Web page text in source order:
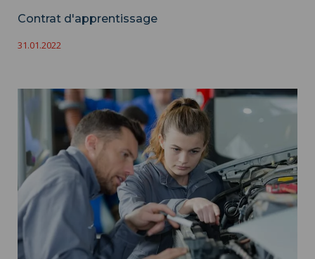
Contrat d'apprentissage
31.01.2022
Contrat de professionnalisation ">